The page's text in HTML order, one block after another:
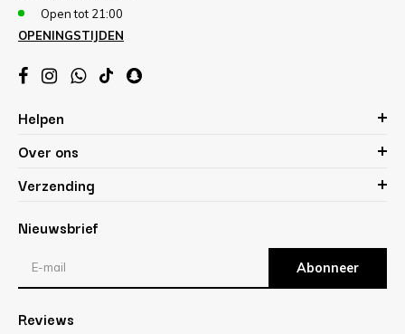
Open tot 21:00
OPENINGSTIJDEN
Helpen
Over ons
Verzending
Nieuwsbrief
Abonneer
Reviews